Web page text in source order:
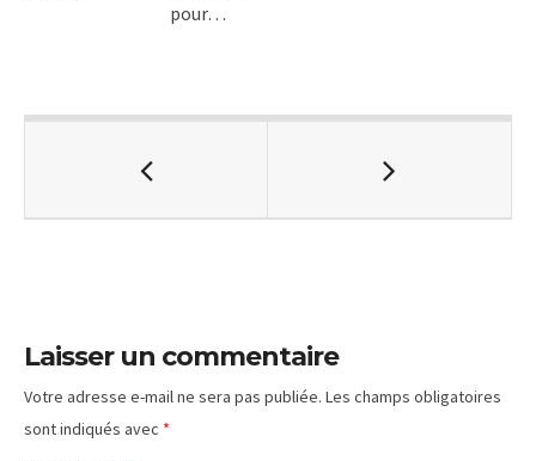
pour…
Laisser un commentaire
Votre adresse e-mail ne sera pas publiée. Les champs obligatoires
sont indiqués avec *